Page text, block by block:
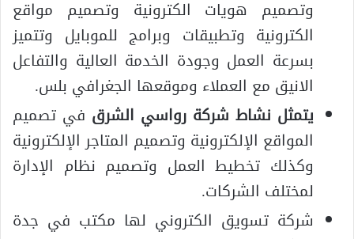
وتصميم هويات الكترونية وتصميم مواقع
الكترونية وتطبيقات وبرامج للموبايل وتتميز
بسرعة العمل وجودة الخدمة العالية والتفاعل
الانيق مع العملاء وموقعها الجغرافي بلس.
يتمثل نشاط شركة رواسي الشرق في تصميم
المواقع الإلكترونية وتصميم المتاجر الإلكترونية
وكذلك تخطيط العمل وتصميم نظام الإدارة
لمختلف الشركات.
شركة تسويق الكتروني لها مكتب في جدة